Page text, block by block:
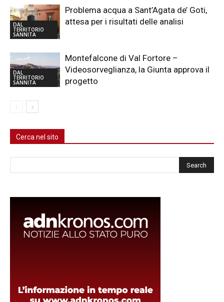
DAL
TERRITORIO
SANNITA
Problema acqua a Sant’Agata de’ Goti,
attesa per i risultati delle analisi
DAL
TERRITORIO
SANNITA
Montefalcone di Val Fortore –
Videosorveglianza, la Giunta approva il
progetto
Cerca nel sito